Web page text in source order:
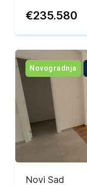
€235.580
Novogradnja
Novi Sad